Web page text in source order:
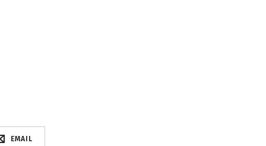
EMAIL